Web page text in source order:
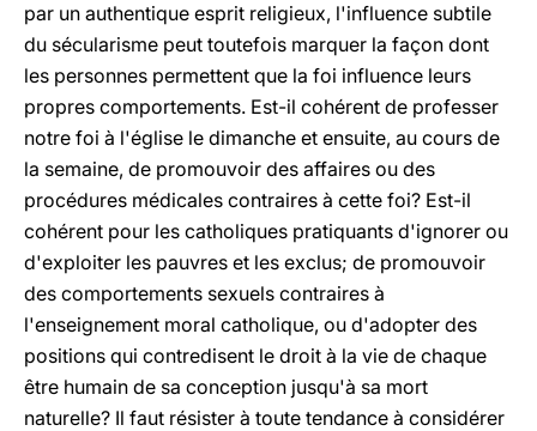
par un authentique esprit religieux, l'influence subtile
du sécularisme peut toutefois marquer la façon dont
les personnes permettent que la foi influence leurs
propres comportements. Est-il cohérent de professer
notre foi à l'église le dimanche et ensuite, au cours de
la semaine, de promouvoir des affaires ou des
procédures médicales contraires à cette foi? Est-il
cohérent pour les catholiques pratiquants d'ignorer ou
d'exploiter les pauvres et les exclus; de promouvoir
des comportements sexuels contraires à
l'enseignement moral catholique, ou d'adopter des
positions qui contredisent le droit à la vie de chaque
être humain de sa conception jusqu'à sa mort
naturelle? Il faut résister à toute tendance à considérer